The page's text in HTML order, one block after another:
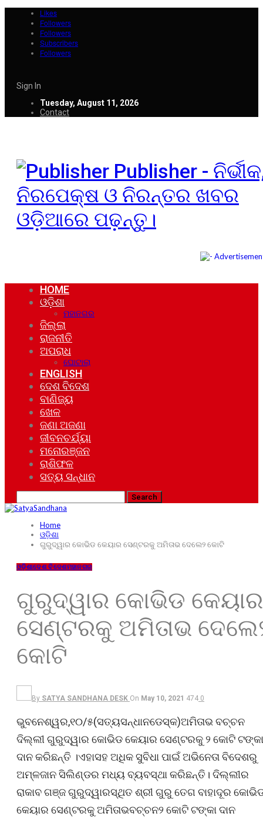
Likes
Followers
Followers
Subscribers
Followers
Sign In
Tuesday, August 11, 2026
Contact
Publisher -
ନିରପେକ୍ଷ ଓ ନିରନ୍ତର ଖବର
ଓଡ଼ିଆରେ ପଢ଼ନ୍ତୁ।
HOME
ଓଡ଼ିଶା
ମହାନଗର
ଜିଲ୍ଲା
ରାଜନୀତି
ଅପରାଧ
ଘୋଟାଲା
ENGLISH
ଦେଶ ବିଦେଶ
ବାଣିଜ୍ୟ
ଖେଳ
ଜଣା ଅଜଣା
ଜୀବନଚର୍ଯ୍ୟା
ମନୋରଞ୍ଜନ
ରାଶିଫଳ
ସତ୍ୟ ସନ୍ଧାନ
Home
ଓଡ଼ିଶା
ଗୁରୁଦ୍ୱାର କୋଭିଡ କେୟାର ସେଣ୍ଟରକୁ ଅମିତାଭ ଦେଲେ୨ କୋଟି
ଓଡ଼ିଶାଦେଶ ବିଦେଶମହାନଗର
ଗୁରୁଦ୍ୱାର କୋଭିଡ କେୟାର
ସେଣ୍ଟରକୁ ଅମିତାଭ
କୋଟି
By SATYA SANDHANA DESK On May 10, 2021 474 0
ଭୁବନେଶ୍ୱର,୧୦/୫(ସତ୍ୟସନ୍ଧାନଡେସ୍କ)ଅମିତାଭ ବଚ୍ଚନ
ଦିଲ୍ଲୀ ଗୁରୁଦ୍ୱାର କୋଭିଡ କେୟାର ସେଣ୍ଟରକୁ ୨ କୋଟି ଟଙ୍କା
ଦାନ କରିଛନ୍ତି ।ଏହାସହ ଅଧିକ ସୁବିଧା ପାଇଁ ଅଭିନେତା ବିଦେଶରୁ
ଅମ୍ଳଜାନ ସିଲିଣ୍ଡର ମଧ୍ୟ ବ୍ୟବସ୍ଥା କରିଛନ୍ତି। ଦିଲ୍ଲୀର
ରାକାବ ଗଞ୍ଜ ଗୁରୁଦ୍ୱାରସ୍ଥିତ ଶ୍ରୀ ଗୁରୁ ତେଗ ବାହାଦୂର
କେୟାର ସେଣ୍ଟରକୁ ଅମିତାଭବଚ୍ଚନ୨ କୋଟି ଟଙ୍କା ଦାନ